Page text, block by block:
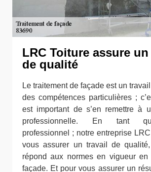
LRC Toiture assure
de qualité
Le traitement de façade est un
des compétences particulières ;
est important de s’en remettre à
professionnelle. En tant
professionnel ; notre entreprise
vous assurer un travail de
répond aux normes en vigueur en
façade. Et pour vous assurer un